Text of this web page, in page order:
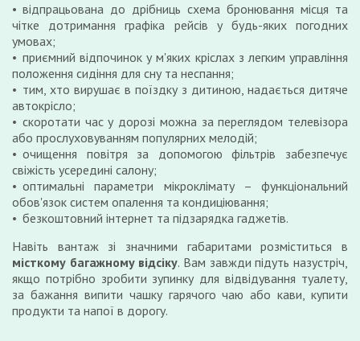
відпрацьована до дрібниць схема бронювання місця та
чітке дотримання графіка рейсів у будь-яких погодних
умовах;
приємний відпочинок у м'яких кріслах з легким управління
положення сидіння для сну та неспання;
тим, хто вирушає в поїздку з дитиною, надається дитяче
автокрісло;
скоротати час у дорозі можна за переглядом телевізора
або прослуховуванням популярних мелодій;
очищення повітря за допомогою фільтрів забезпечує
свіжість усередині салону;
оптимальні параметри мікроклімату – функціональний
обов'язок систем опалення та кондиціювання;
безкоштовний інтернет та підзарядка гаджетів.
Навіть вантаж зі значними габаритами розміститься в
місткому багажному відсіку. Вам завжди підуть назустріч,
якщо потрібно зробити зупинку для відвідування туалету,
за бажання випити чашку гарячого чаю або кави, купити
продукти та напої в дорогу.